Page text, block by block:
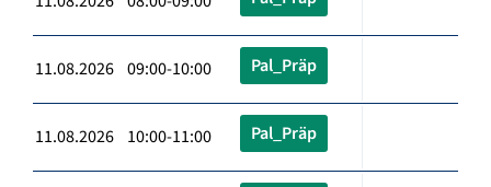
11.08.2026 09:00-10:00 Pal_Präp
11.08.2026 10:00-11:00 Pal_Präp